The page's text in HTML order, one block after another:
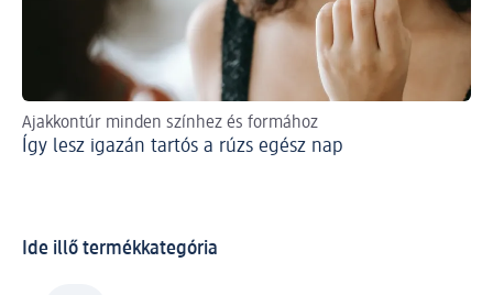
Ajakkontúr minden színhez és formához
Így lesz igazán tartós a rúzs egész nap
Ide illő termékkategória